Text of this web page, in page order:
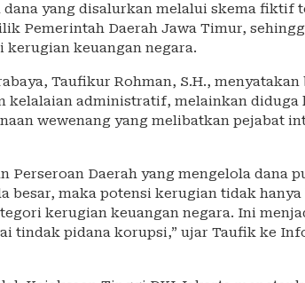
dana yang disalurkan melalui skema fiktif
Pemerintah Daerah Jawa Timur,
kerugian keuangan negara.
Taufikur Rohman, S.H.,
kelalaian administratif, melainkan diduga
wewenang yang melibatkan pejabat
Perseroan Daerah yang mengelola dana
besar, maka potensi kerugian tidak
kerugian keuangan negara. Ini
tindak pidana korupsi,” ujar Taufik ke